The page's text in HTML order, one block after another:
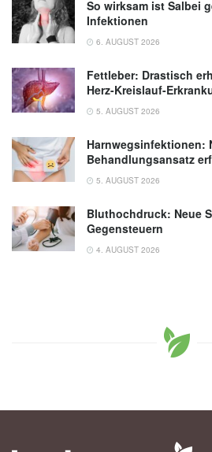
So wirksam ist Salbei
Infektionen
6. AUGUST 2026
Fettleber: Drastisch
Herz-Kreislauf-
5. AUGUST 2026
Harnwegsinfektionen:
Behandlungsansatz
5. AUGUST 2026
Bluthochdruck: Neue
Gegensteuern
4. AUGUST 2026